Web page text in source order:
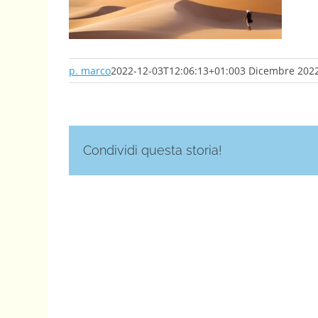
p. marco2022-12-03T12:06:13+01:003 Dicembre
Condividi questa storia!